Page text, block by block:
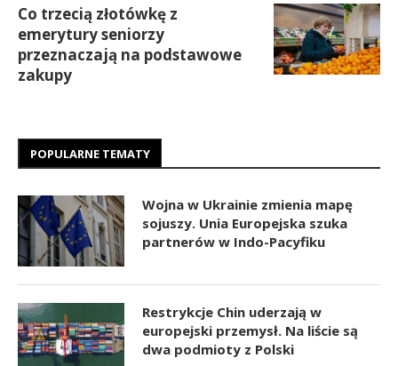
Co trzecią złotówkę z
emerytury seniorzy
przeznaczają na podstawowe
zakupy
POPULARNE TEMATY
Wojna w Ukrainie zmienia mapę
sojuszy. Unia Europejska szuka
partnerów w Indo-Pacyfiku
Restrykcje Chin uderzają w
europejski przemysł. Na liście są
dwa podmioty z Polski